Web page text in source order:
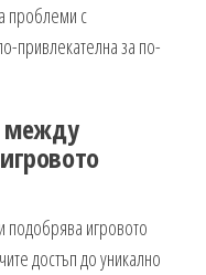
проблеми с
привлекателна за по-
между
игровото
достъп до уникално